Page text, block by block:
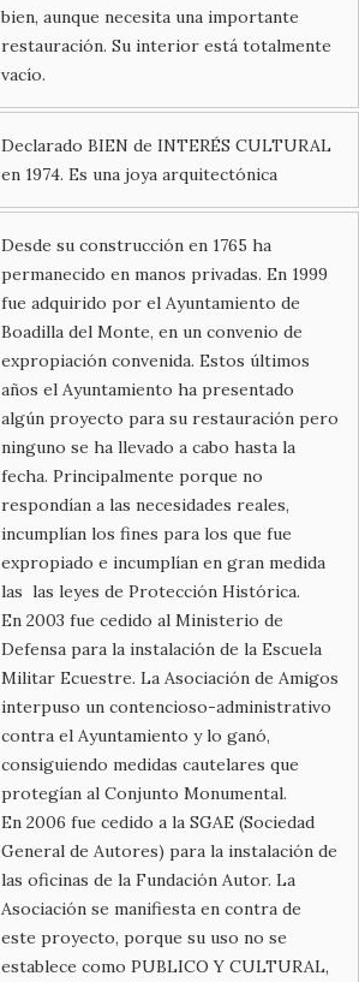
bien, aunque necesita una importante
restauración. Su interior está totalmente
vacío.
Declarado BIEN de INTERÉS CULTURAL
en 1974. Es una joya arquitectónica
Desde su construcción en 1765 ha
permanecido en manos privadas. En 1999
fue adquirido por el Ayuntamiento de
Boadilla del Monte, en un convenio de
expropiación convenida. Estos últimos
años el Ayuntamiento ha presentado
algún proyecto para su restauración pero
ninguno se ha llevado a cabo hasta la
fecha. Principalmente porque no
respondían a las necesidades reales,
incumplían los fines para los que fue
expropiado e incumplían en gran medida
las las leyes de Protección Histórica.
En 2003 fue cedido al Ministerio de
Defensa para la instalación de la Escuela
Militar Ecuestre. La Asociación de Amigos
interpuso un contencioso-administrativo
contra el Ayuntamiento y lo ganó,
consiguiendo medidas cautelares que
protegían al Conjunto Monumental.
En 2006 fue cedido a la SGAE (Sociedad
General de Autores) para la instalación de
las oficinas de la Fundación Autor. La
Asociación se manifiesta en contra de
este proyecto, porque su uso no se
establece como PUBLICO Y CULTURAL,